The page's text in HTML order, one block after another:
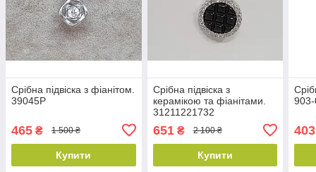
Срібна підвіска з фіанітом.
39045Р
465 ₴ 1 500 ₴
Купити
Срібна підвіска з
керамікою та фіанітами.
31211221732
651₴ 2 100 ₴
Купити
403